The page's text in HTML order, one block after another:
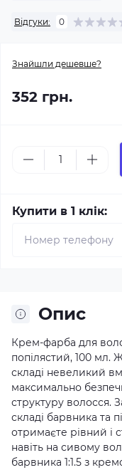
Відгуки: 0
Знайшли дешевше?
352 грн.
Купити в 1 клік:
Опис
Крем-фарба для
попілястий, 100 мл.
складі невеликий
максимально
структуру волосся.
складі барвника та
отримаєте рівний і
навіть на сивому
барвника 1:1.5 з